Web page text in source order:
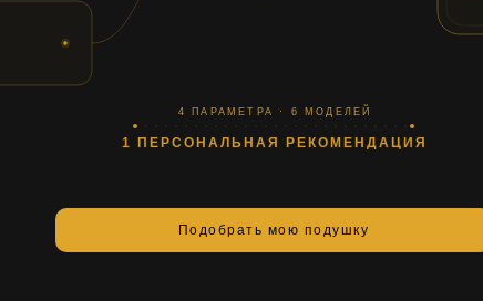
Подобрать мою подушку
4 ПАРАМЕТРА · 6 МОДЕЛЕЙ
1 ПЕРСОНАЛЬНАЯ РЕКОМЕНДАЦИЯ